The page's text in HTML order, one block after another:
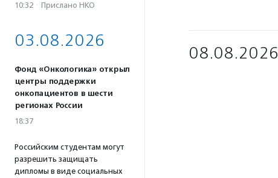
10:32 · Прислано НКО
03.08.2026
Фонд «Онкологика» открыл
центры поддержки
онкопациентов в шести
регионах России
18:37
Российским студентам могут
разрешить защищать
дипломы в виде социальных
08.08.2026